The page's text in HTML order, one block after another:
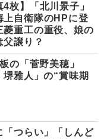
4枚】「北川景子」
上自衛隊のHPに登
重工の重役、娘の
父譲り？
の「菅野美穂」
堺雅人」の“賞味期
「つらい」「しんど